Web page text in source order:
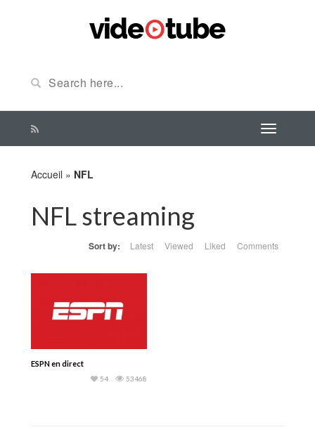
Accueil » NFL
NFL streaming
Sort by: Latest Viewed Liked Comments
ESPN en direct
53468
54